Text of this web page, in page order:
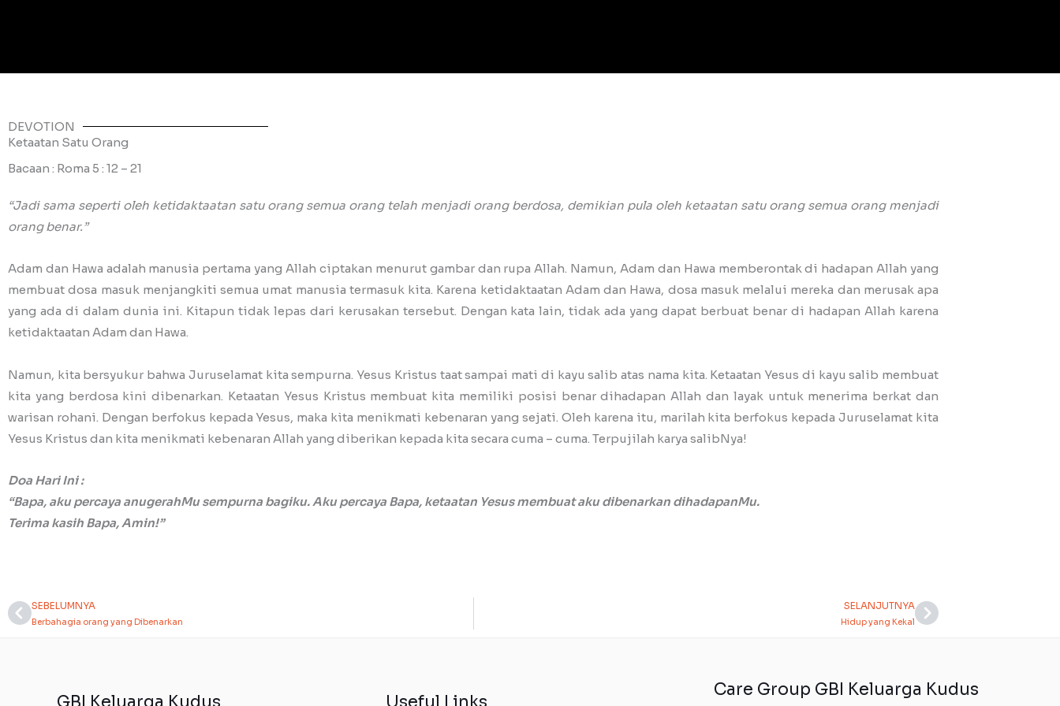
DEVOTION
Ketaatan Satu Orang
Bacaan : Roma 5 : 12 – 21
“Jadi sama seperti oleh ketidaktaatan satu orang semua orang telah menjadi orang berdosa, demikian pula oleh ketaatan satu orang semua orang menjadi
orang benar.”
Adam dan Hawa adalah manusia pertama yang Allah ciptakan menurut gambar dan rupa Allah. Namun, Adam dan Hawa memberontak di hadapan Allah yang
membuat dosa masuk menjangkiti semua umat manusia termasuk kita. Karena ketidaktaatan Adam dan Hawa, dosa masuk melalui mereka dan merusak apa
yang ada di dalam dunia ini. Kitapun tidak lepas dari kerusakan tersebut. Dengan kata lain, tidak ada yang dapat berbuat benar di hadapan Allah karena
ketidaktaatan Adam dan Hawa.
Namun, kita bersyukur bahwa Juruselamat kita sempurna. Yesus Kristus taat sampai mati di kayu salib atas nama kita. Ketaatan Yesus di kayu salib membuat
kita yang berdosa kini dibenarkan. Ketaatan Yesus Kristus membuat kita memiliki posisi benar dihadapan Allah dan layak untuk menerima berkat dan
warisan rohani. Dengan berfokus kepada Yesus, maka kita menikmati kebenaran yang sejati. Oleh karena itu, marilah kita berfokus kepada Juruselamat kita
Yesus Kristus dan kita menikmati kebenaran Allah yang diberikan kepada kita secara cuma – cuma. Terpujilah karya salibNya!
Doa Hari Ini :
“Bapa, aku percaya anugerahMu sempurna bagiku. Aku percaya Bapa, ketaatan Yesus membuat aku dibenarkan dihadapanMu.
Terima kasih Bapa, Amin!”
Prev
SEBELUMNYA
Berbahagia orang yang Dibenarkan
SELANJUTNYA
Hidup yang KekalNext
Care Group GBI Keluarga Kudus